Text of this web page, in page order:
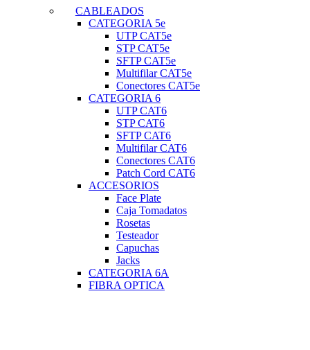
CABLEADOS
CATEGORIA 5e
UTP CAT5e
STP CAT5e
SFTP CAT5e
Multifilar CAT5e
Conectores CAT5e
CATEGORIA 6
UTP CAT6
STP CAT6
SFTP CAT6
Multifilar CAT6
Conectores CAT6
Patch Cord CAT6
ACCESORIOS
Face Plate
Caja Tomadatos
Rosetas
Testeador
Capuchas
Jacks
CATEGORIA 6A
FIBRA OPTICA